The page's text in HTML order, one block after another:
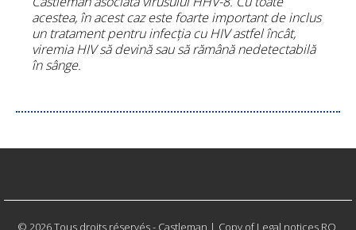
acestea, în acest caz este foarte important de inclus
un tratament pentru infecția cu HIV astfel încât,
viremia HIV să devină sau să rămână nedetectabilă
în sânge.
© 2026 Tous droits réservés - Castleman | Copy of Legal notices RO